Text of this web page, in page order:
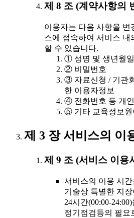
제 8 조 (계약사항의
이용자는 다음 사항을 변
스에 접속하여 서비스 내
할 수 있습니다.
① 성명 및 생년월
② 비밀번호
③ 자료신청 / 기관
한 이용자정보
④ 전화번호 등 개
⑤ 기타 교육정보원
제 3 장 서비스의 이
제 9 조 (서비스 이용
서비스의 이용 시
기술상 특별한 지
24시간(00:00-
정기점검등의 필요